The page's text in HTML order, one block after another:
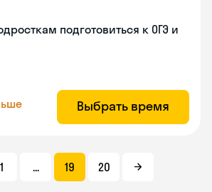
подготовиться к ОГЭ и
Выбрать время
1 ... 19 20